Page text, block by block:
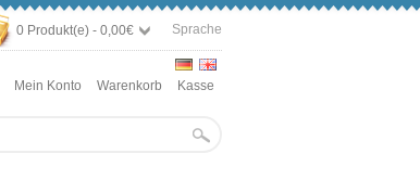
Sprache
0 Produkt(e) - 0,00€
Mein Konto Warenkorb Kasse